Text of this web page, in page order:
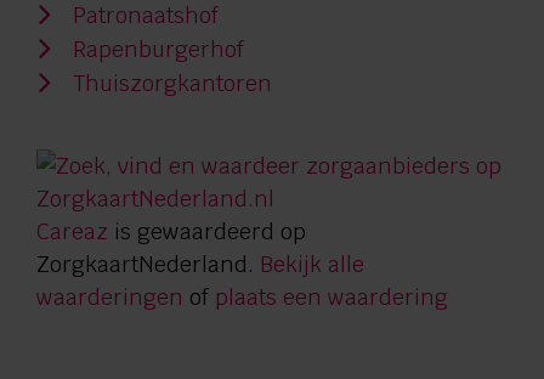
Patronaatshof
Rapenburgerhof
Thuiszorgkantoren
Careaz is gewaardeerd op
ZorgkaartNederland. Bekijk alle
waarderingen of plaats een waardering